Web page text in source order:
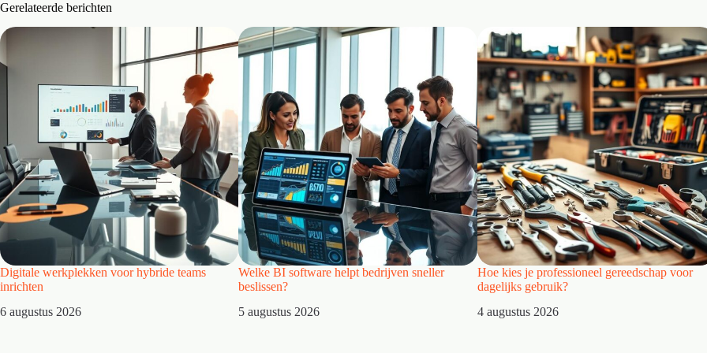
Gerelateerde berichten
Digitale werkplekken voor hybride teams
inrichten
6 augustus 2026
Welke BI software helpt bedrijven sneller
beslissen?
5 augustus 2026
Hoe kies je professioneel gereedschap voor
dagelijks gebruik?
4 augustus 2026